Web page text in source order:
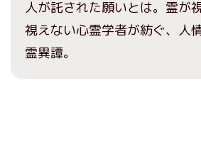
人が託された願いとは。霊が
視えない心霊学者が紡ぐ、人
霊異譚。